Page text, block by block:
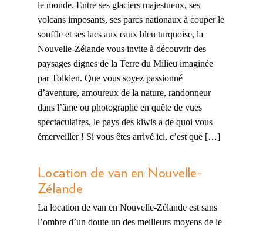
le monde. Entre ses glaciers majestueux, ses
volcans imposants, ses parcs nationaux à couper le
souffle et ses lacs aux eaux bleu turquoise, la
Nouvelle-Zélande vous invite à découvrir des
paysages dignes de la Terre du Milieu imaginée
par Tolkien. Que vous soyez passionné
d’aventure, amoureux de la nature, randonneur
dans l’âme ou photographe en quête de vues
spectaculaires, le pays des kiwis a de quoi vous
émerveiller ! Si vous êtes arrivé ici, c’est que […]
Location de van en Nouvelle-
Zélande
La location de van en Nouvelle-Zélande est sans
l’ombre d’un doute un des meilleurs moyens de le